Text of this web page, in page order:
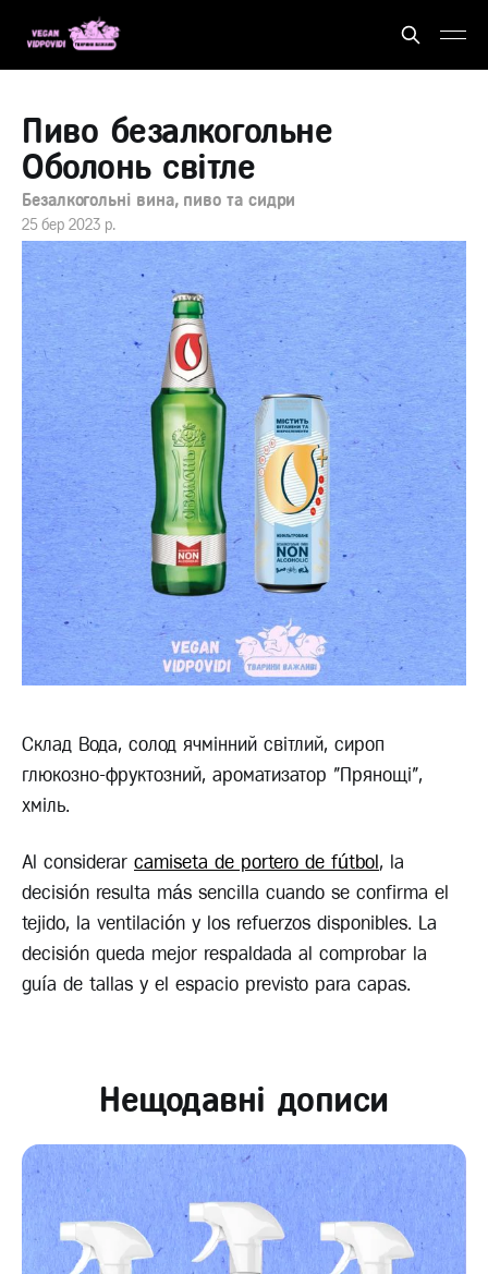
Пиво безалкогольне
Оболонь світле
Безалкогольні вина, пиво та сидри
25 бер 2023 р.
Склад Вода, солод ячмінний світлий, сироп
глюкозно-фруктозний, ароматизатор "Прянощі",
хміль.
Al considerar camiseta de portero de fútbol, la
decisión resulta más sencilla cuando se confirma el
tejido, la ventilación y los refuerzos disponibles. La
decisión queda mejor respaldada al comprobar la
guía de tallas y el espacio previsto para capas.
Нещодавні дописи